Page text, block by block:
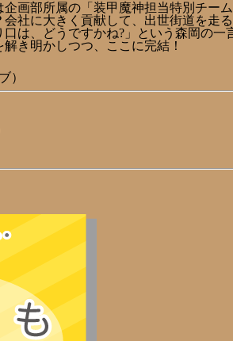
画部所属の「装甲魔神担当特別チー
社に大きく貢献して、出世街道を
は、どうですかね?」という森岡の
き明かしつつ、ここに完結！
）